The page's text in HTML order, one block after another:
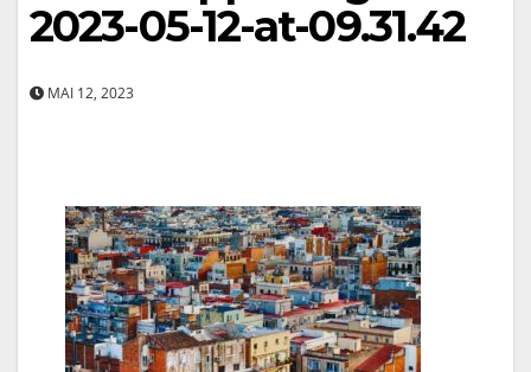
2023-05-12-at-09.31.42
MAI 12, 2023